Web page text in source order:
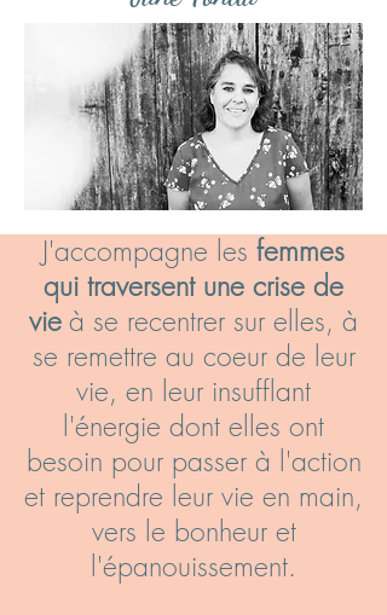
J'accompagne les femmes
qui traversent une crise de
vieà se recentrer sur elles, à
se remettre au coeur de leur
vie, en leur insufflant
l'énergie dont elles ont
besoin pour passer à l'action
et reprendre leur vie en main,
vers le bonheur et
l'épanouissement.